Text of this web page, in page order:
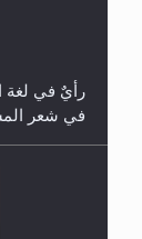
في شعر